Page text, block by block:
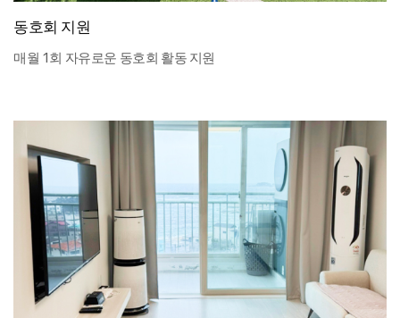
동호회 지원
매월 1회 자유로운 동호회 활동 지원